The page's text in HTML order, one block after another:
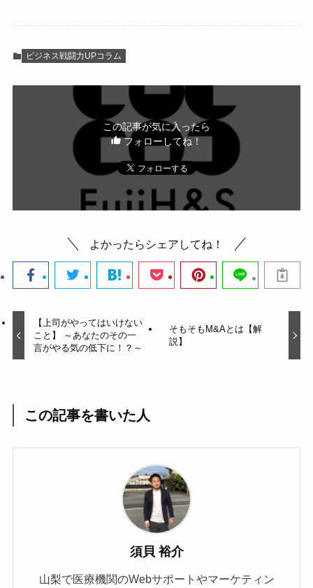
ビジネス戦闘力UPコラム
この記事が気に入ったら
フォローしてね！
よかったらシェアしてね！
【上司がやってはいけない
こと】 ～あなたのその一
言がやる気の低下に！？～
そもそもM&Aとは【解
説】
この記事を書いた人
須貝 裕介
山梨で医療機関のWebサポートやマーケティン